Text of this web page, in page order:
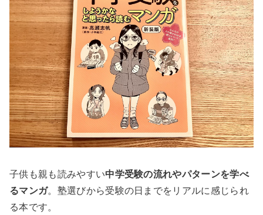
子供も親も読みやすい中学受験の流れやパターンを学べ
るマンガ。塾選びから受験の日までをリアルに感じられ
る本です。